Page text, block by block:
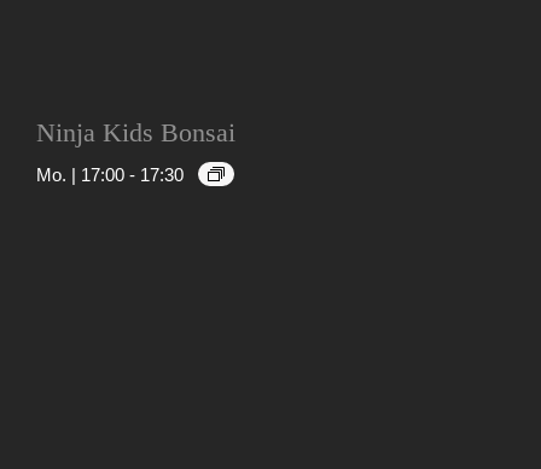
Ninja Kids Bonsai
Mo. | 17:00 - 17:30